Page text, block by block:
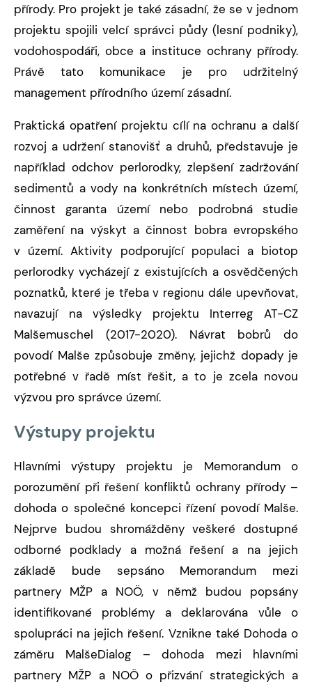
přírody. Pro projekt je také zásadní, že se v jednom
projektu spojili velcí správci půdy (lesní podniky),
vodohospodáři, obce a instituce ochrany přírody.
Právě tato komunikace je pro udržitelný
management přírodního území zásadní.
Praktická opatření projektu cílí na ochranu a další
rozvoj a udržení stanovišť a druhů, představuje je
například odchov perlorodky, zlepšení zadržování
sedimentů a vody na konkrétních místech území,
činnost garanta území nebo podrobná studie
zaměření na výskyt a činnost bobra evropského
v území. Aktivity podporující populaci a biotop
perlorodky vycházejí z existujících a osvědčených
poznatků, které je třeba v regionu dále upevňovat,
navazují na výsledky projektu Interreg AT-CZ
Malšemuschel (2017-2020). Návrat bobrů do
povodí Malše způsobuje změny, jejichž dopady je
potřebné v řadě míst řešit, a to je zcela novou
výzvou pro správce území.
Výstupy projektu
Hlavními výstupy projektu je Memorandum o
porozumění při řešení konfliktů ochrany přírody –
dohoda o společné koncepci řízení povodí Malše.
Nejprve budou shromážděny veškeré dostupné
odborné podklady a možná řešení a na jejich
základě bude sepsáno Memorandum mezi
partnery MŽP a NOÖ, v němž budou popsány
identifikované problémy a deklarována vůle o
spolupráci na jejich řešení. Vznikne také Dohoda o
záměru MalšeDialog – dohoda mezi hlavními
partnery MŽP a NOÖ o přizvání strategických a